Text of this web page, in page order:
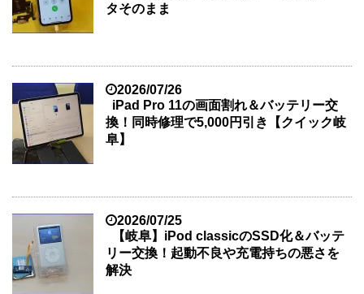
タそのまま
2026/07/26
iPad Pro 11の画面割れ＆バッテリー交
換！同時修理で5,000円引き【クイック岐
阜】
2026/07/25
【岐阜】iPod classicのSSD化＆バッテ
リー交換！起動不良や充電持ちの悪さを
解決